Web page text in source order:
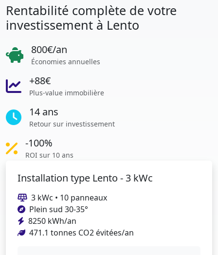
Rentabilité complète de votre
investissement à Lento
800€/an
Économies annuelles
+88€
Plus-value immobilière
14 ans
Retour sur investissement
-100%
ROI sur 10 ans
Installation type Lento - 3 kWc
3 kWc • 10 panneaux
Plein sud 30-35°
8250 kWh/an
471.1 tonnes CO2 évitées/an